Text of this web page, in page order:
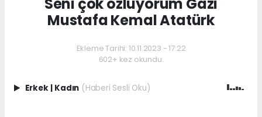
Mustafa Kemal Atatürk
Ekleme Tarihi: 10.11.2023 - 17:22
602+ kez okundu.
Erkek | Kadın (Haberi Sesli Oku)